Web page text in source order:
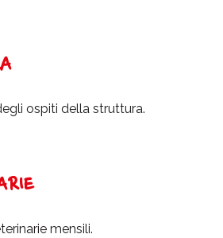
ospiti della struttura.
mensili.